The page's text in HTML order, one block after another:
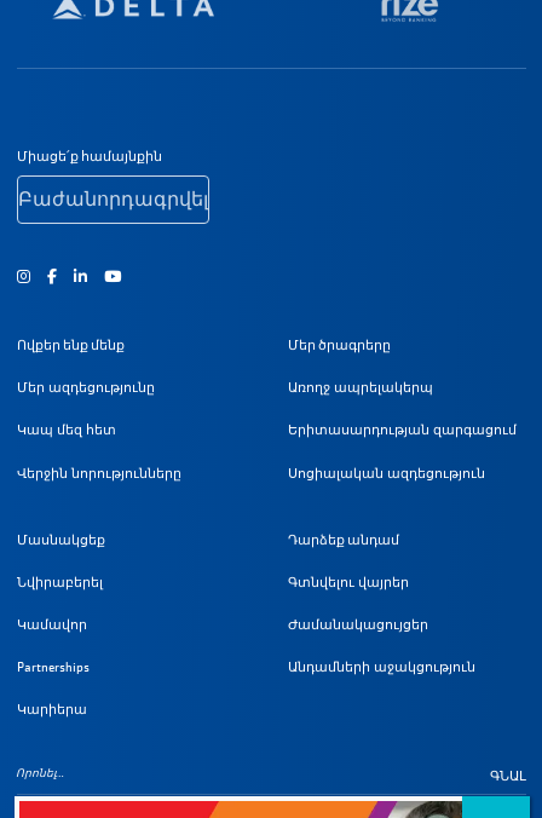
Ստորին էջի նավիգացիա
Միացե՛ք համայնքին
Բաժանորդագրվել
Ինստագրամ
ՖեյսբուքՅություբ
Ովքեր ենք մենք
Մեր ազդեցությունը
Կապ մեզ հետ
Վերջին նորությունները
Մեր ծրագրերը
Առողջ ապրելակերպ
Երիտասարդության զարգացում
Սոցիալական ազդեցություն
Մասնակցեք
Նվիրաբերել
Կամավոր
Partnerships
Կարիերա
Դարձեք անդամ
Գտնվելու վայրեր
Ժամանակացույցեր
Անդամների աջակցություն
ԳՆԱԼ